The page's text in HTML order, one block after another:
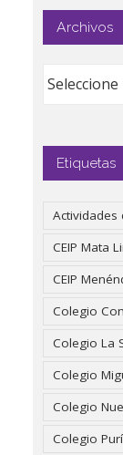
Archivos
Etiquetas
Actividades
CEIP Mata
CEIP
Colegio
Colegio La
Colegio
Colegio
Colegio